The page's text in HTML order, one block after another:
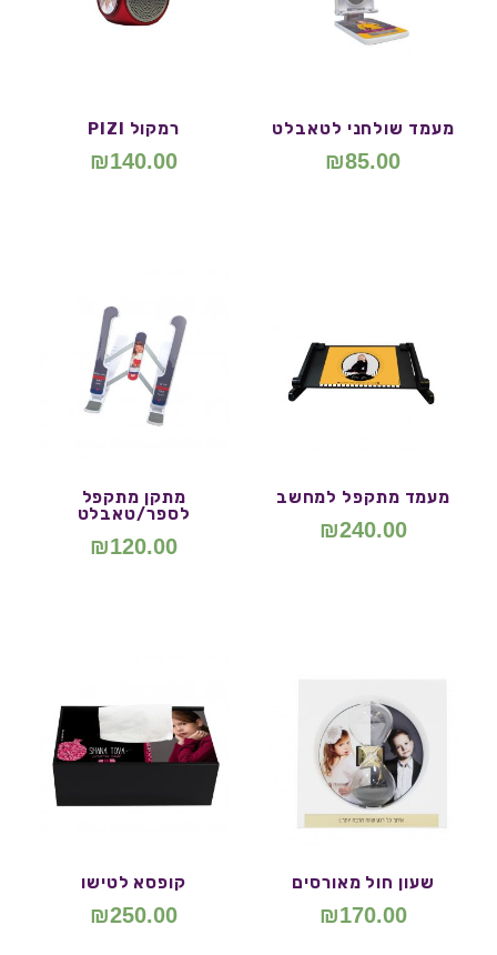
מעמד שולחני לטאבלט
₪85.00
רמקול PIZI
₪140.00
מעמד מתקפל למחשב
₪240.00
מתקן מתקפל
לספר/טאבלט
₪120.00
שעון חול מאורסים
₪170.00
קופסא לטישו
₪250.00